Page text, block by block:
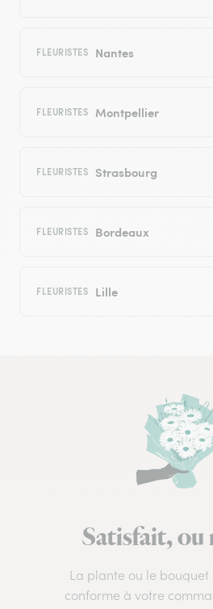
FLEURISTES Nantes
FLEURISTES Montpellier
FLEURISTES Strasbourg
FLEURISTES Bordeaux
FLEURISTES Lille
Satisfait, ou
La plante ou le bouquet
conforme à votre